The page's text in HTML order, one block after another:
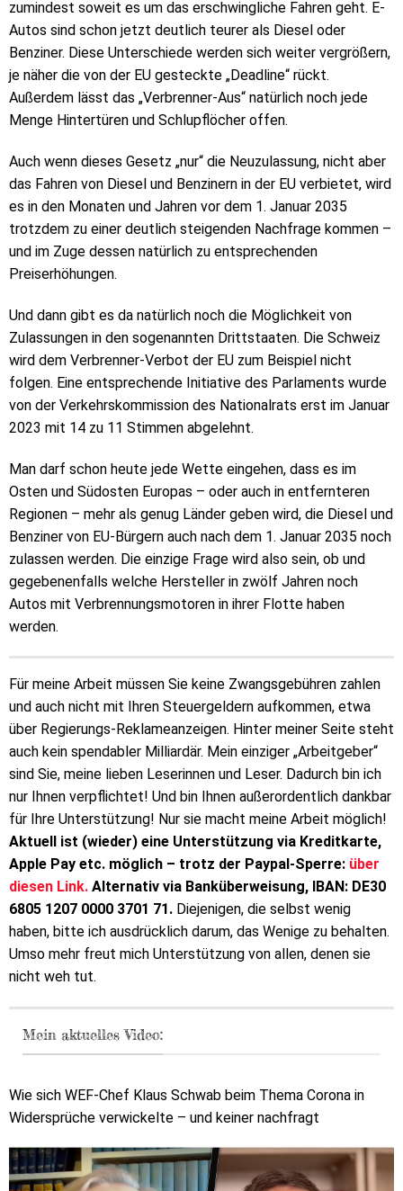
zumindest soweit es um das erschwingliche Fahren geht. E-
Autos sind schon jetzt deutlich teurer als Diesel oder
Benziner. Diese Unterschiede werden sich weiter vergrößern,
je näher die von der EU gesteckte „Deadline“ rückt.
Außerdem lässt das „Verbrenner-Aus“ natürlich noch jede
Menge Hintertüren und Schlupflöcher offen.
Auch wenn dieses Gesetz „nur“ die Neuzulassung, nicht aber
das Fahren von Diesel und Benzinern in der EU verbietet, wird
es in den Monaten und Jahren vor dem 1. Januar 2035
trotzdem zu einer deutlich steigenden Nachfrage kommen –
und im Zuge dessen natürlich zu entsprechenden
Preiserhöhungen.
Und dann gibt es da natürlich noch die Möglichkeit von
Zulassungen in den sogenannten Drittstaaten. Die Schweiz
wird dem Verbrenner-Verbot der EU zum Beispiel nicht
folgen. Eine entsprechende Initiative des Parlaments wurde
von der Verkehrskommission des Nationalrats erst im Januar
2023 mit 14 zu 11 Stimmen abgelehnt.
Man darf schon heute jede Wette eingehen, dass es im
Osten und Südosten Europas – oder auch in entfernteren
Regionen – mehr als genug Länder geben wird, die Diesel und
Benziner von EU-Bürgern auch nach dem 1. Januar 2035 noch
zulassen werden. Die einzige Frage wird also sein, ob und
gegebenenfalls welche Hersteller in zwölf Jahren noch
Autos mit Verbrennungsmotoren in ihrer Flotte haben
werden.
Für meine Arbeit müssen Sie keine Zwangsgebühren zahlen
und auch nicht mit Ihren Steuergeldern aufkommen, etwa
über Regierungs-Reklameanzeigen. Hinter meiner Seite steht
auch kein spendabler Milliardär. Mein einziger „Arbeitgeber“
sind Sie, meine lieben Leserinnen und Leser. Dadurch bin ich
nur Ihnen verpflichtet! Und bin Ihnen außerordentlich dankbar
für Ihre Unterstützung! Nur sie macht meine Arbeit möglich!
Aktuell ist (wieder) eine Unterstützung via Kreditkarte,
Apple Pay etc. möglich – trotz der Paypal-Sperre: über
diesen Link. Alternativ via Banküberweisung, IBAN: DE30
6805 1207 0000 3701 71. Diejenigen, die selbst wenig
haben, bitte ich ausdrücklich darum, das Wenige zu behalten.
Umso mehr freut mich Unterstützung von allen, denen sie
nicht weh tut.
Mein aktuelles Video:
Wie sich WEF-Chef Klaus Schwab beim Thema Corona in
Widersprüche verwickelte – und keiner nachfragt